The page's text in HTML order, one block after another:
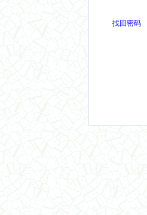
找回密码